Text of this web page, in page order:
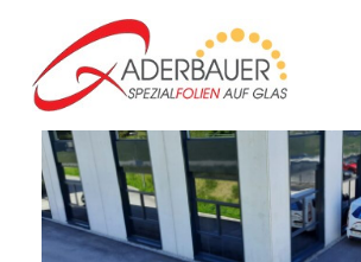
Inhalt
springen